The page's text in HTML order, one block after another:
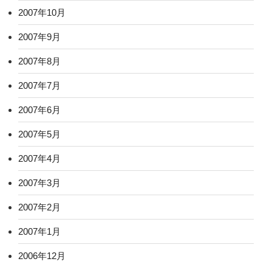
2007年10月
2007年9月
2007年8月
2007年7月
2007年6月
2007年5月
2007年4月
2007年3月
2007年2月
2007年1月
2006年12月